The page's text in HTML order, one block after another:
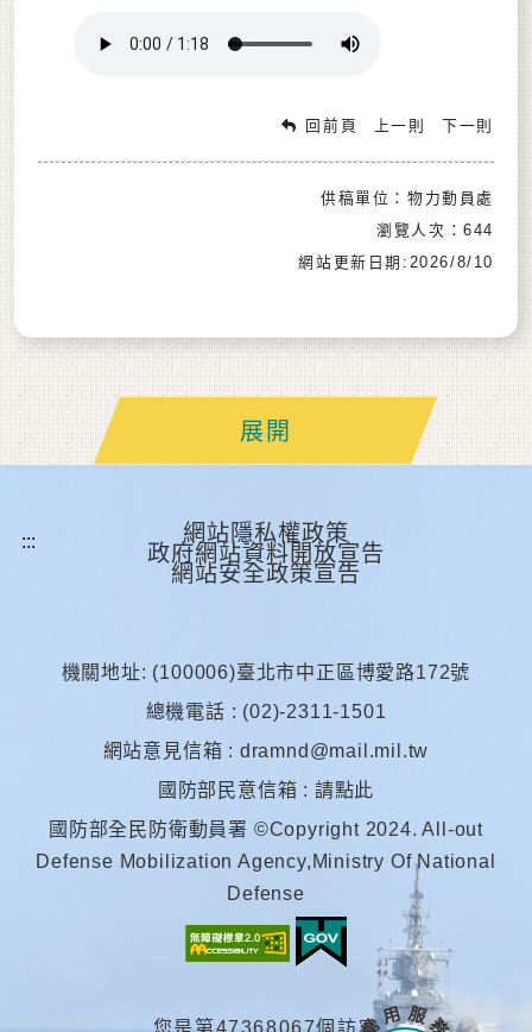
回前頁 上一則 下一則
供稿單位：物力動員處
瀏覽人次：644
網站更新日期:2026/8/10
常 用 服 務
展開
網站隱私權政策
政府網站資料開放宣告
網站安全政策宣告
機關地址: (100006)臺北市中正區博愛路172號
總機電話 : (02)-2311-1501
網站意見信箱 : dramnd@mail.mil.tw
國防部民意信箱 : 請點此
國防部全民防衛動員署 ©Copyright 2024. All-out
Defense Mobilization Agency,Ministry Of National
Defense